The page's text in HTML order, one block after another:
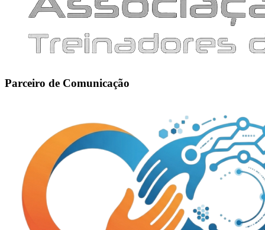
Parceiro de Comunicação